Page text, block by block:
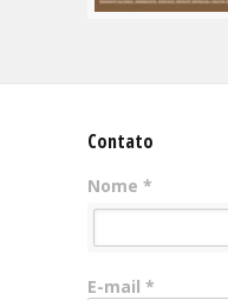
Contato
Nome *
E-mail *